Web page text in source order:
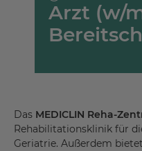
Arzt (w/
Das MEDICLIN Reha-
Rehabilitationsklinik für
Geriatrie. Außerdem